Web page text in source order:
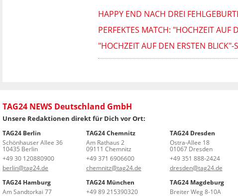
HAPPY END NACH DREI
PERFEKTES MATCH: "HOCHZEIT AUF
"HOCHZEIT AUF DEN ERSTEN
TAG24 NEWS Deutschland GmbH
Unsere Redaktionen direkt für Dich vor Ort:
TAG24 Berlin
Schönhauser Allee 36
10435 Berlin
+49 30 120880900
berlin@tag24.de
TAG24 Chemnitz
Am Rathaus 2
09111 Chemnitz
+49 371 6906600
chemnitz@tag24.de
TAG24 Dresden
Ostra-Allee 18
01067 Dresden
+49 351 888-2424
dresden@tag24.de
TAG24 Hamburg
Am Sandtorkai 77
TAG24 München
+49 89 215390320
TAG24 Magdeburg
Breiter Weg 8-10A